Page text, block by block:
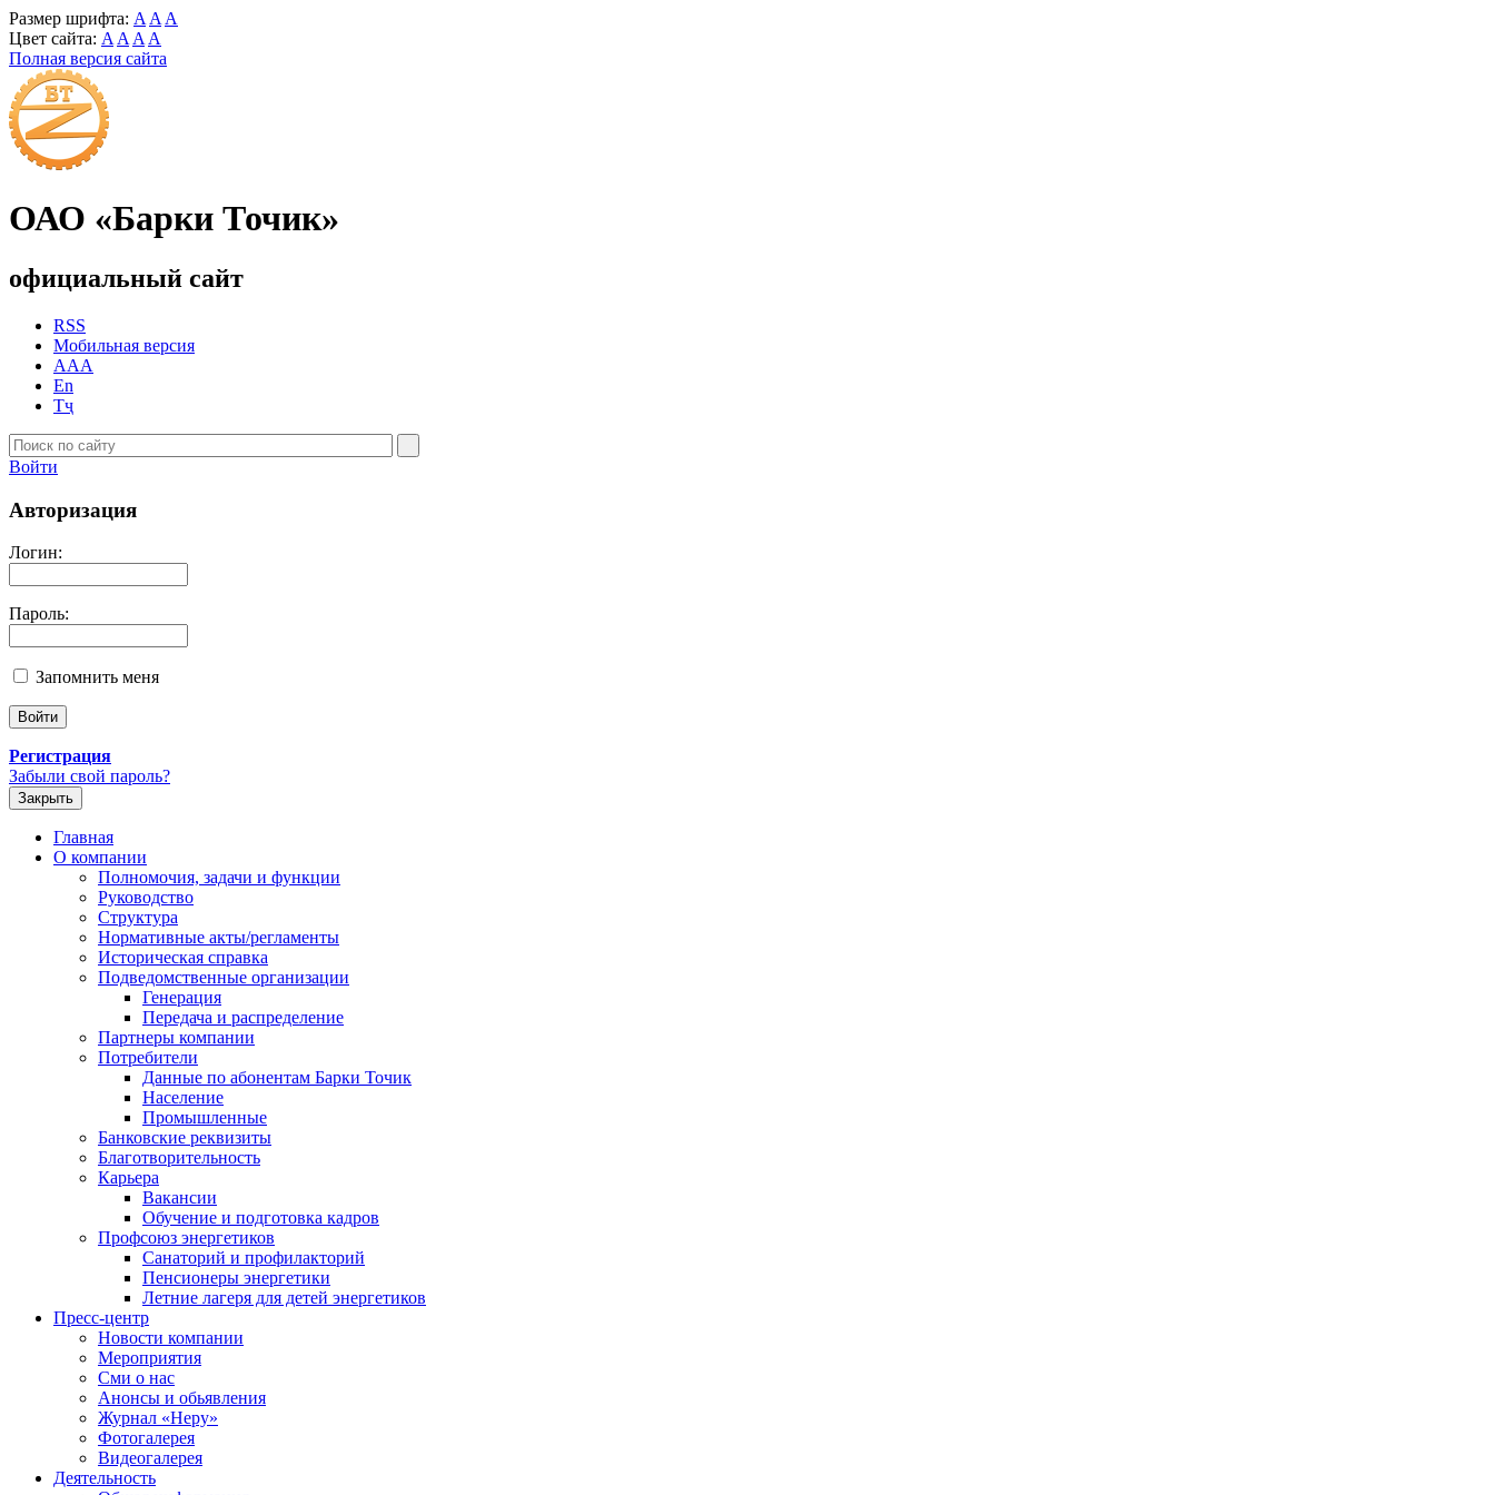
Размер шрифта: A A A
Цвет сайта: A A A A
Полная версия сайта
ОАО «Барки Точик»
официальный сайт
RSS
Мобильная версия
AAA
En
Тҷ
Войти
Авторизация
Логин:
Пароль:
Запомнить меня
Регистрация
Забыли свой пароль?
Закрыть
Главная
О компании
Полномочия, задачи и функции
Руководство
Структура
Нормативные акты/регламенты
Историческая справка
Подведомственные организации
Генерация
Передача и распределение
Партнеры компании
Потребители
Данные по абонентам Барки Точик
Население
Промышленные
Банковские реквизиты
Благотворительность
Карьера
Вакансии
Обучение и подготовка кадров
Профсоюз энергетиков
Санаторий и профилакторий
Пенсионеры энергетики
Летние лагеря для детей энергетиков
Пресс-центр
Новости компании
Мероприятия
Сми о нас
Анонсы и обьявления
Журнал «Неру»
Фотогалерея
Видеогалерея
Деятельность